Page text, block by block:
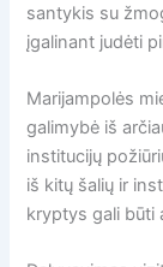
santykis su
įgalinant judėti
Marijampolės
galimybė iš
institucijų
iš kitų šalių ir
kryptys gali būti